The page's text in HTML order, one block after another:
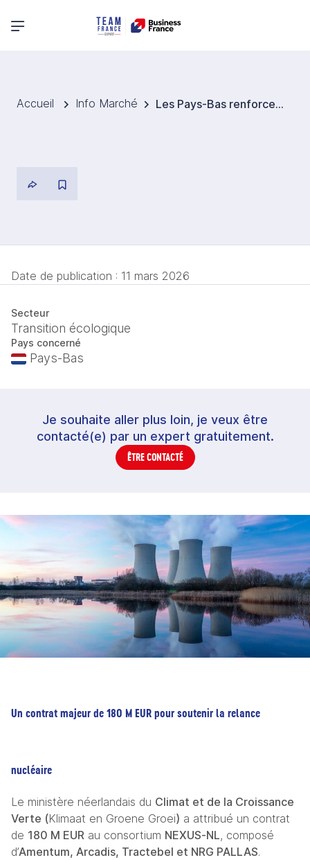
Menu principal
Accueil Info Marché Les Pays-Bas renforcent leur programme nucléaire avec le contrat NEXUS‑NL
Date de publication : 11 mars 2026
Secteur
Transition écologique
Pays concerné
Pays-Bas
Je souhaite aller plus loin, je veux être
contacté(e) par un expert gratuitement.
ÊTRE CONTACTÉ
Un contrat majeur de 180 M EUR pour soutenir la relance
nucléaire
Le ministère néerlandais du Climat et de la Croissance
Verte (Klimaat en Groene Groei) a attribué un contrat
de 180 M EUR au consortium NEXUS‑NL, composé
d’Amentum, Arcadis, Tractebel et NRG PALLAS.